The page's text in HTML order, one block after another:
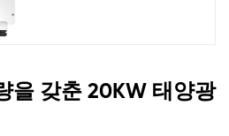
을 갖춘 20KW 태양광